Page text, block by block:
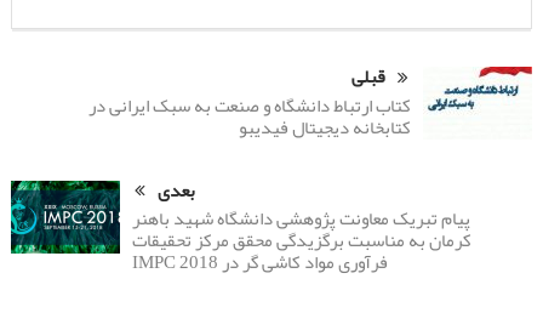
قبلی
کتاب ارتباط دانشگاه و صنعت به سبک ایرانی در
کتابخانه دیجیتال فیدیبو
بعدی
پیام تبریک معاونت پژوهشی دانشگاه شهید باهنر
کرمان به مناسبت برگزیدگی محقق مرکز تحقیقات
فرآوری مواد کاشی گر در IMPC 2018